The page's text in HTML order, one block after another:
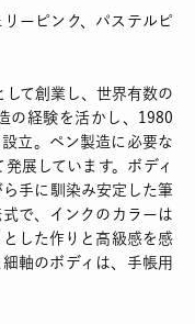
ーピンク、パステルピ
て創業し、世界有数の
の経験を活かし、1980
立。ペン製造に必要な
展しています。ボディ
手に馴染み安定した筆
で、インクのカラーは
した作りと高級感を感
軸のボディは、手帳用